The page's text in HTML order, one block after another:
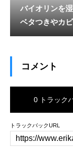
バイオリンを
ベタつきやカ
コメント
0 トラック
トラックバックURL